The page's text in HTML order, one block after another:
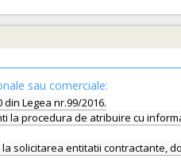
sau comerciale:
Legea nr.99/2016.
la procedura de atribuire cu
solicitarea entitatii contractante,